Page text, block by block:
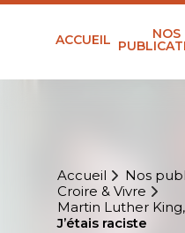
ACCUEIL NOS
Accueil
Nos
Croire & Vivre
Martin Luther
J’étais raciste